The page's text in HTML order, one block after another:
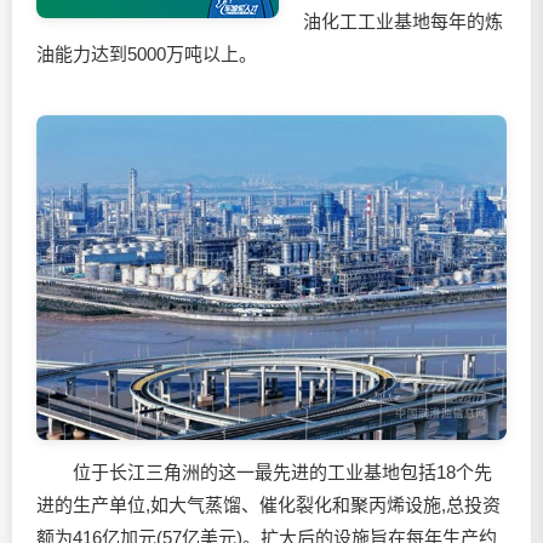
油化工工业基地每年的炼
油能力达到5000万吨以上。
位于长江三角洲的这一最先进的工业基地包括18个先
进的生产单位,如大气蒸馏、催化裂化和聚丙烯设施,总投资
额为416亿加元(57亿美元)。扩大后的设施旨在每年生产约